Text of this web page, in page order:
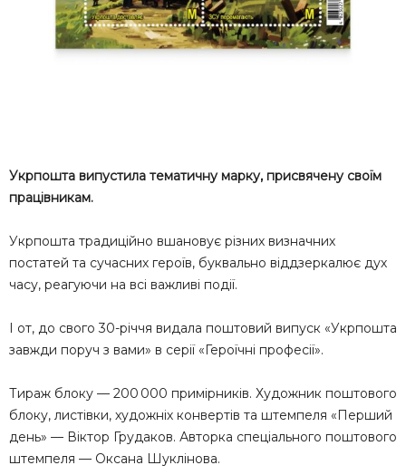
Укрпошта випустила тематичну марку, присвячену своїм
працівникам.
Укрпошта традиційно вшановує різних визначних
постатей та сучасних героїв, буквально віддзеркалює дух
часу, реагуючи на всі важливі події.
І от, до свого 30-річчя видала поштовий випуск «Укрпошта
завжди поруч з вами» в серії «Героїчні професії».
Тираж блоку — 200 000 примірників. Художник поштового
блоку, листівки, художніх конвертів та штемпеля «Перший
день» — Віктор Грудаков. Авторка спеціального поштового
штемпеля — Оксана Шуклінова.